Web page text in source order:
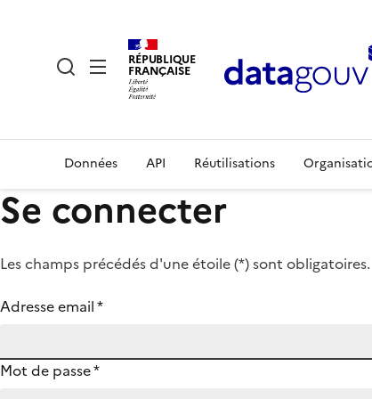
RÉPUBLIQUE
FRANÇAISE
Données API Réutilisations
Se connecter
Les champs précédés d'une étoile (*) sont obligatoires.
Adresse email*
Mot de passe*